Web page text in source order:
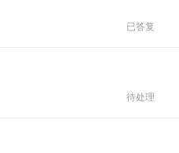
已答复
待处理